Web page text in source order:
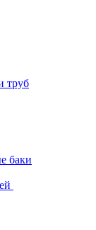
труб
баки